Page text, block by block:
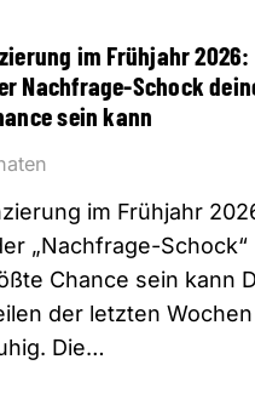
im Frühjahr 2026:
Nachfrage-Schock
sein kann
im Frühjahr
„Nachfrage-Schock“
Chance sein kann
der letzten Wochen
Die…